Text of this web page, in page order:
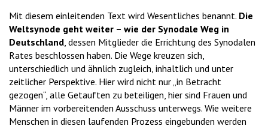
Mit diesem einleitenden Text wird Wesentliches benannt. Die
Weltsynode geht weiter – wie der Synodale Weg in
Deutschland, dessen Mitglieder die Errichtung des Synodalen
Rates beschlossen haben. Die Wege kreuzen sich,
unterschiedlich und ähnlich zugleich, inhaltlich und unter
zeitlicher Perspektive. Hier wird nicht nur „in Betracht
gezogen“, alle Getauften zu beteiligen, hier sind Frauen und
Männer im vorbereitenden Ausschuss unterwegs. Wie weitere
Menschen in diesen laufenden Prozess eingebunden werden